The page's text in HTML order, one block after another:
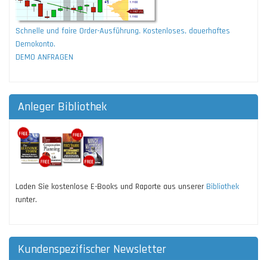
Schnelle und faire Order-Ausführung. Kostenloses, dauerhaftes
Demokonto.
DEMO ANFRAGEN
Anleger Bibliothek
Laden Sie kostenlose E-Books und Raporte aus unserer Bibliothek
runter.
Kundenspezifischer Newsletter